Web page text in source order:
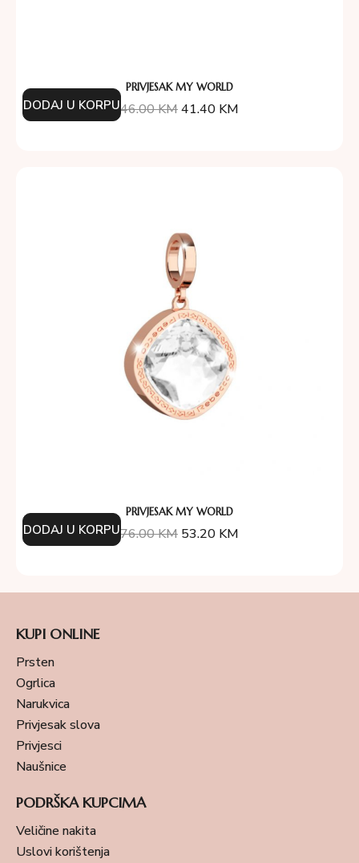
PRIVJESAK MY WORLD
46.00KM41.40 KM
DODAJ U KORPU
PRIVJESAK MY WORLD
76.00KM 53.20 KM
DODAJ U KORPU
KUPI ONLINE
Prsten
Ogrlica
Narukvica
Privjesak slova
Privjesci
Naušnice
PODRŠKA KUPCIMA
Veličine nakita
Uslovi korištenja